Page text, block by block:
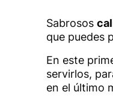
Sabrosos
que puedes
En este
servirlos,
en el último